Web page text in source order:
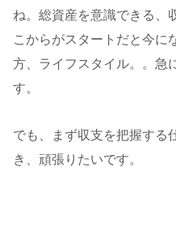
ね。総資産を意識できる、
こからがスタートだと今に
方、ライフスタイル。。急
す。
でも、まず収支を把握する
き、頑張りたいです。